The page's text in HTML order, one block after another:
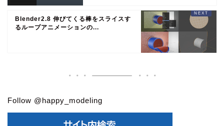
Blender2.8 伸びてくる棒をスライスす
るループアニメーションの...
Follow @happy_modeling